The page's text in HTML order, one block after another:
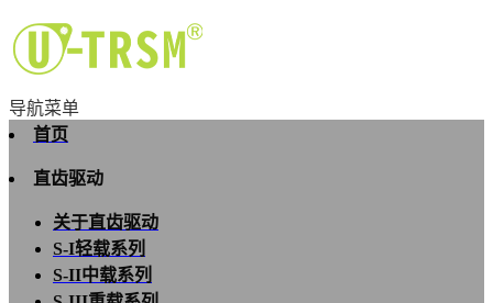
导航菜单
首页
直齿驱动
关于直齿驱动
S-I轻载系列
S-II中载系列